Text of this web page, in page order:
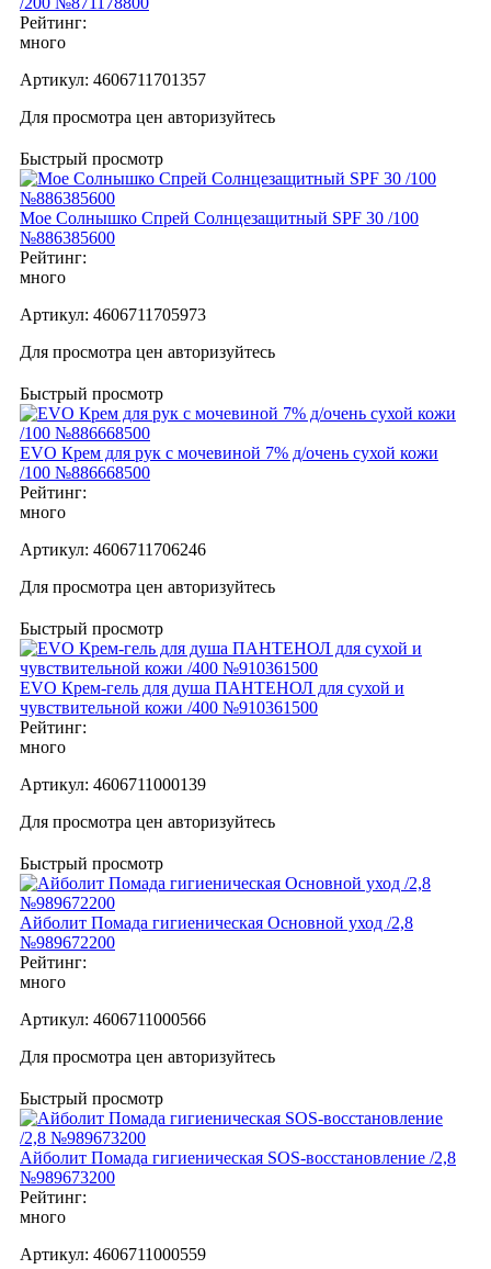
Рейтинг:
много
Артикул: 4606711701357
Для просмотра цен авторизуйтесь
Быстрый просмотр
Мое Солнышко Спрей Солнцезащитный SPF 30 /100
№886385600
Рейтинг:
много
Артикул: 4606711705973
Для просмотра цен авторизуйтесь
Быстрый просмотр
EVO Крем для рук с мочевиной 7% д/очень сухой кожи
/100 №886668500
Рейтинг:
много
Артикул: 4606711706246
Для просмотра цен авторизуйтесь
Быстрый просмотр
EVO Крем-гель для душа ПАНТЕНОЛ для сухой и
чувствительной кожи /400 №910361500
Рейтинг:
много
Артикул: 4606711000139
Для просмотра цен авторизуйтесь
Быстрый просмотр
Айболит Помада гигиеническая Основной уход /2,8
№989672200
Рейтинг:
много
Артикул: 4606711000566
Для просмотра цен авторизуйтесь
Быстрый просмотр
Айболит Помада гигиеническая SOS-восстановление /2,8
№989673200
Рейтинг:
много
Артикул: 4606711000559